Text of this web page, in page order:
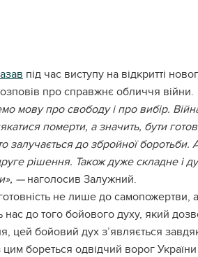
під час виступу на відкритті
про справжнє обличчя війни.
мову про свободу і про вибір.
померти, а значить, бути
залучається до збройної
рішення. Також дуже складне і
—наголосив Залужний.
не лише до самопожертви, а
нас до того бойового духу, який
цей бойовий дух з’являється
бореться одвідчий ворог